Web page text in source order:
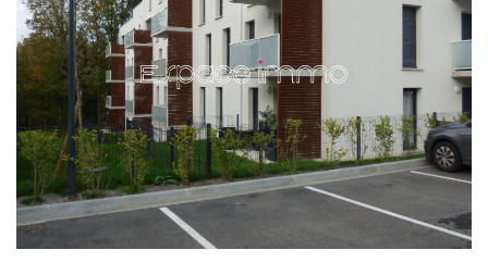
CONTACT
RECRUTEMENT
SERVICES
Actualités
Partenaires
Le palmarès de l'entreprise